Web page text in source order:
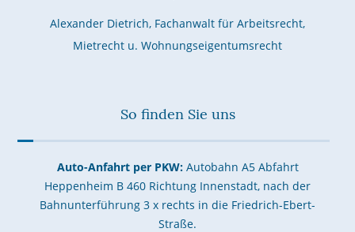
Alexander Dietrich, Fachanwalt für Arbeitsrecht,
Mietrecht u. Wohnungseigentumsrecht
So finden Sie uns
Auto-Anfahrt per PKW:Autobahn A5 Abfahrt
Heppenheim B 460 Richtung Innenstadt, nach der
Bahnunterführung 3 x rechts in die Friedrich-Ebert-
Straße.